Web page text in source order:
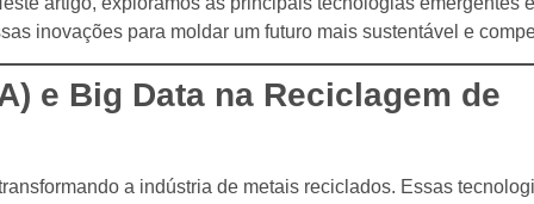
inovações para moldar um futuro mais sustentável e
e Big Data na Reciclagem de
a indústria de metais reciclados. Essas